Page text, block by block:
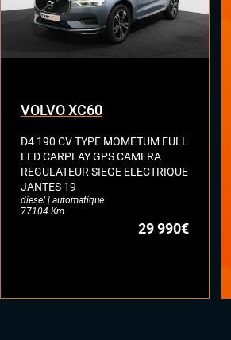
VOLVO XC60
D4 190 CV TYPE MOMETUM FULL
LED CARPLAY GPS CAMERA
REGULATEUR SIEGE ELECTRIQUE
JANTES 19
diesel | automatique
77104 Km
29 990€